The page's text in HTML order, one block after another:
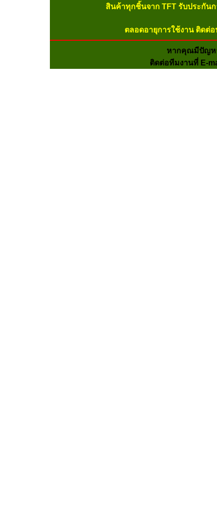
สินค้าทุกชิ้นจาก TFT รับประกัน
ตลอดอายุการใช้งาน ติดต่
หากคุณมีปัญห
ติดต่อทีมงานที่ E-